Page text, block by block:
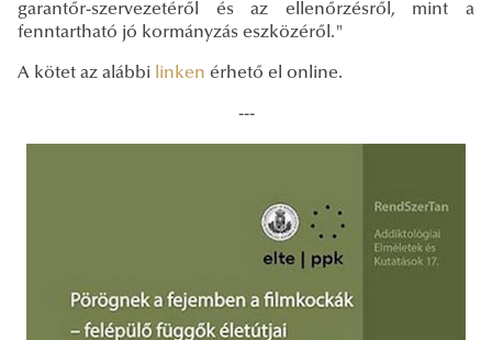
garantőr-szervezetéről és az ellenőrzésről, mint a
fenntartható jó kormányzás eszközéről."
A kötet az alábbi linken érhető el online.
---